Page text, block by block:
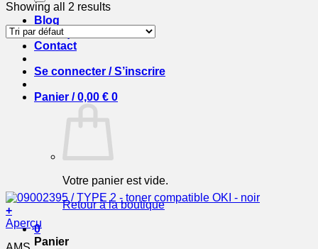
Blog
Boutique
Contact
Se connecter / S’inscrire
Panier /0,00 € 0
Votre panier est vide.
Retour à la boutique
0
Panier
Showing all 2 results
+
Aperçu